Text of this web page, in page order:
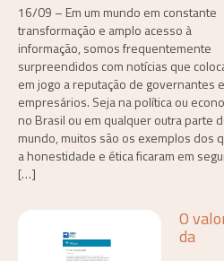
16/09 – Em um mundo em constante
transformação e amplo acesso à
informação, somos frequentemente
surpreendidos com notícias que
em jogo a reputação de governantes e
empresários. Seja na política ou
no Brasil ou em qualquer outra parte
mundo, muitos são os exemplos dos
a honestidade e ética ficaram em
[…]
O
da